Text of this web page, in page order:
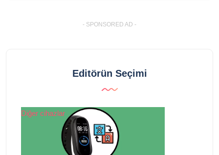
- SPONSORED AD -
Editörün Seçimi
Diğer cihazlar